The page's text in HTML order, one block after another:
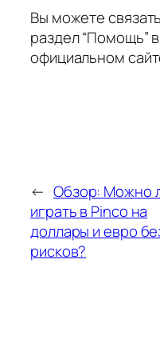
Вы можете
раздел “Помощь”
официальном
← Обзор: Можно
играть в Pinco на
доллары и евро
рисков?